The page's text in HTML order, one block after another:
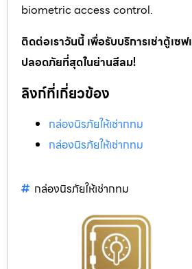
biometric access control.
ติดต่อเราวันนี้ เพื่อรับบริการเช่าตู้เซ
ปลอดภัยที่สุดในย่านสีลม!
ลิงก์ที่เกี่ยวข้อง
กล่องนิรภัยให้เช่ากทม
กล่องนิรภัยให้เช่ากทม
กล่องนิรภัยให้เช่ากทม